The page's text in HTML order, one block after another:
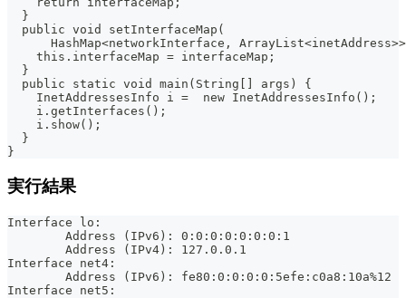
  }
  public void setInterfaceMap(
HashMap<networkInterface,
    this.interfaceMap = interfaceMap;
  }
  public static void main(String[] args) {
    InetAddressesInfo i =  new InetAddressesInfo();
    i.getInterfaces();
    i.show();
  }
}
実行結果
Interface lo:
	Address (IPv6): 0:0:0:0:0:0:0:1
	Address (IPv4): 127.0.0.1
Interface net4:
	Address (IPv6): fe80:0:0:0:0:5efe:c0a8:10a%12
Interface net5: